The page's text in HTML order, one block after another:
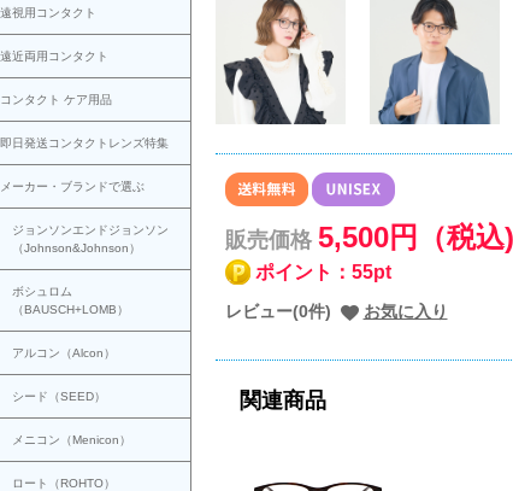
遠視用コンタクト
遠近両用コンタクト
コンタクト ケア用品
即日発送コンタクトレンズ特集
メーカー・ブランドで選ぶ
ジョンソンエンドジョンソン
（Johnson&Johnson）
ボシュロム
（BAUSCH+LOMB）
アルコン（Alcon）
シード（SEED）
メニコン（Menicon）
ロート（ROHTO）
販売価格 5,500円（税込)
ポイント：55pt
レビュー(0件) お気に入り
関連商品